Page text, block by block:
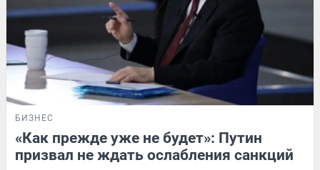
БИЗНЕС
«Как прежде уже не будет»: Путин
призвал не ждать ослабления санкций